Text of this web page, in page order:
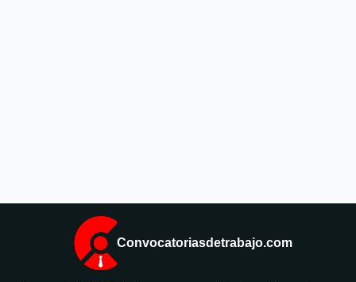
Convocatoriasdetrabajo.com